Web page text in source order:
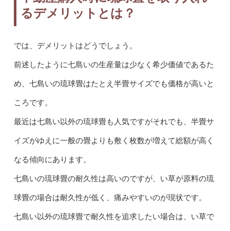
るデメリットとは？
では、デメリットはどうでしょう。
前述したように七島いの生産量は少なく希少価値であるた
め、七島いの琉球畳はたとえ半畳サイズでも価格が高いと
ころです。
最近は七島い以外の琉球畳も人気ですがそれでも、半畳サ
イズがゆえに一般の畳よりも敷く枚数が増えて総額が高く
なる傾向にあります。
七島いの琉球畳の耐久性は高いのですが、い草が原料の琉
球畳の場合は耐久性が低く、痛みやすいのが現状です。
七島い以外の琉球畳で耐久性を追求したい場合は、い草で